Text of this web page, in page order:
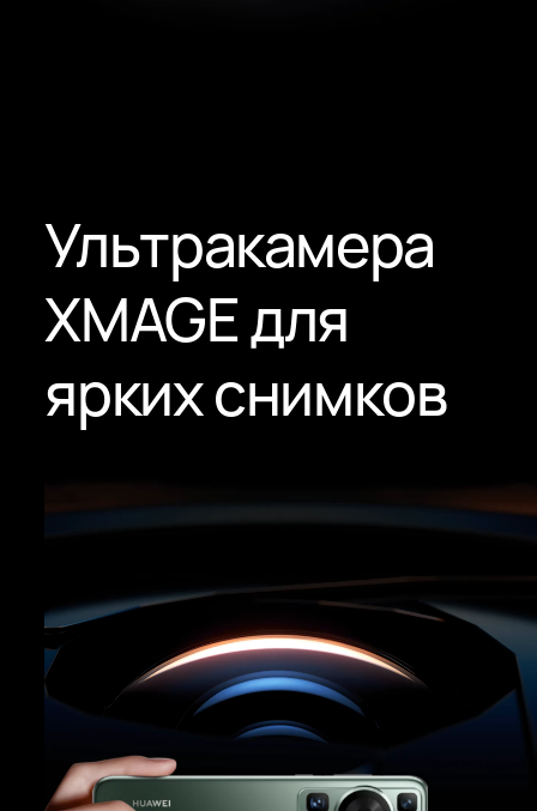
Ультракамера
XMAGE для
ярких снимков